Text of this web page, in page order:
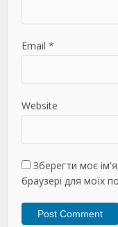
Email *
Website
Зберегти моє
браузері для моїх